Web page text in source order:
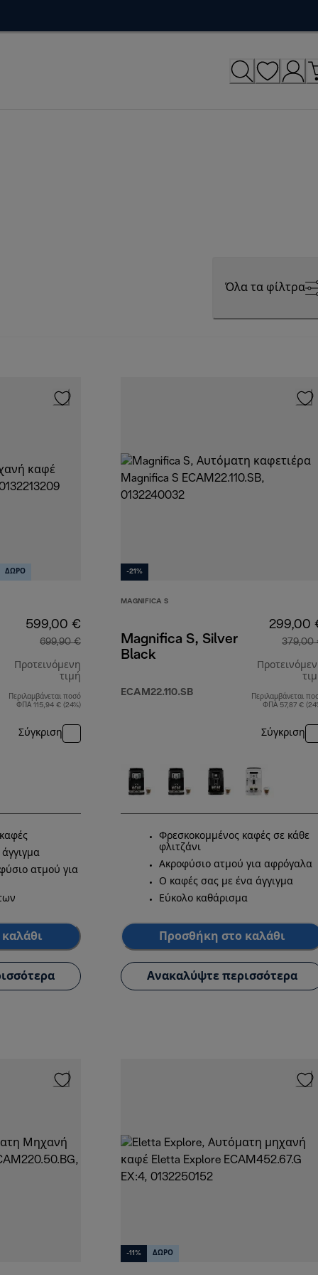
Όλα τα φίλτρα
ΔΩΡΟ
599,00 €
699,90 €
Προτεινόμενη
τιμή
αρχική τιμή 699,90 €
Περιλαμβάνεται ποσό
ΦΠΑ 115,94 € (24%)
Σύγκριση
ατμού για
-21%
MAGNIFICA S
Magnifica S, Silver
Black
ECAM22.110.SB
299,00
379,00
Περιλαμβάνεται
ΦΠΑ 57,87 €
Σύγκριση
Φρεσκοκομμένος καφές σε κάθε
φλιτζάνι
Ακροφύσιο ατμού για αφρόγαλα
Ο καφές σας με ένα άγγιγμα
Εύκολο καθάρισμα
Προσθήκη στο καλάθι
Ανακαλύψτε περισσότερα
-11% ΔΩΡΟ